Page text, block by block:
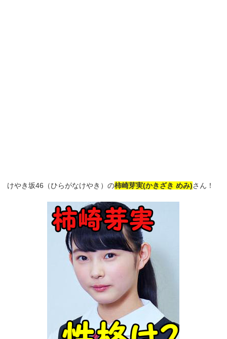
けやき坂46（ひらがなけやき）の柿崎芽実(かきざき めみ)さん！